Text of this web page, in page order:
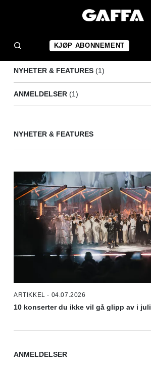
KJØP ABONNEMENT
NYHETER & FEATURES (1)
ANMELDELSER (1)
NYHETER & FEATURES
ARTIKKEL - 04.07.2026
10 konserter du ikke vil gå glipp av i juli
ANMELDELSER